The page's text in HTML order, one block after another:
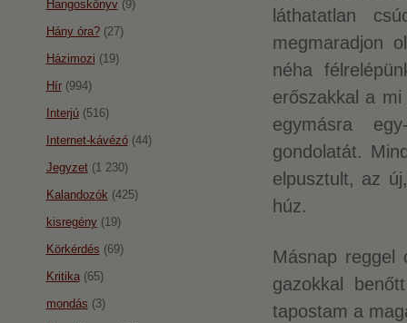
láthatatlan
megmaradjon
néha
erőszakkal a
egymásra
gondolatát.
elpusztult, az
húz.
Másnap reggel
gazokkal
tapostam a
Hangoskönyv(9)
Hány óra?(27)
Házimozi (19)
Hír(994)
Interjú(516)
Internet-kávézó(44)
Jegyzet(1 230)
Kalandozók (425)
kisregény(19)
Körkérdés (69)
Kritika(65)
mondás (3)